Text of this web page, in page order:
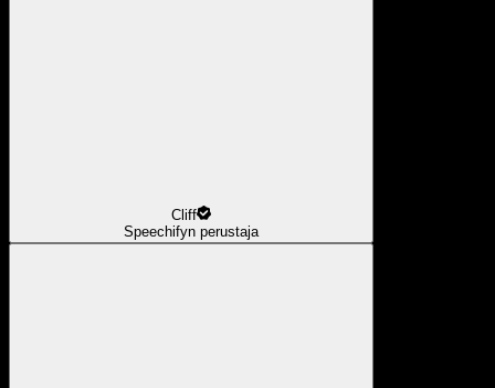
Cliff
Speechifyn perustaja